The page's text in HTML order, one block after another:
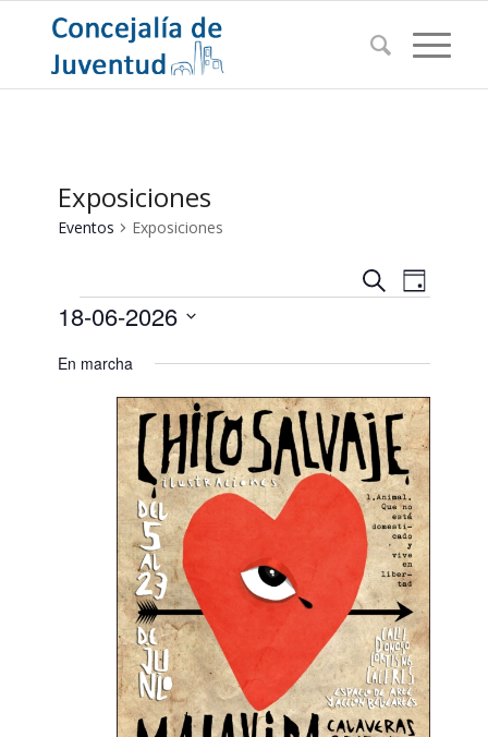
Exposiciones
Eventos Exposiciones
y
vistas
de
Eventos
Buscar
de
Evento
Día
Eventos
18-06-2026
fecha.
En marcha